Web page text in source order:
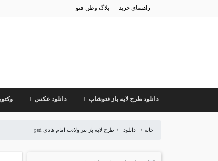
راهنمای خرید بلاگ وطن فتو
دانلود طرح لایه باز فتوشاپ دانلود عکس وکتور
خانه / دانلود / طرح لایه باز بنر ولادت امام هادی psd